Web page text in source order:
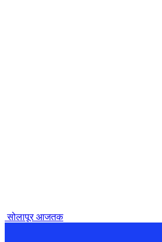
सोलापूर आजतक